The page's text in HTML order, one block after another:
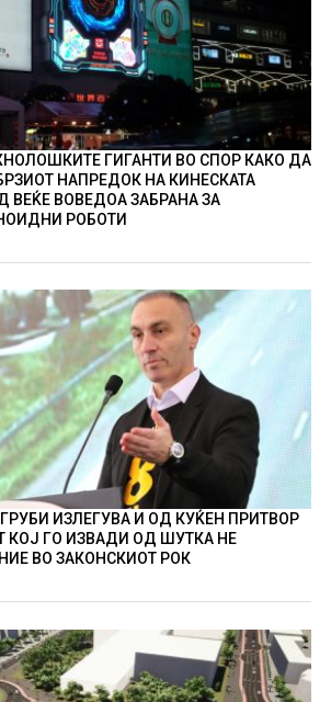
ГИГАНТИ ВО СПОР КАКО ДА
НАПРЕДОК НА КИНЕСКАТА
ВЕЌЕ ВОВЕДОА ЗАБРАНА ЗА
РОБОТИ
ИЗЛЕГУВА И ОД КУЌЕН ПРИТВОР
КОЈ ГО ИЗВАДИ ОД ШУТКА НЕ
ВО ЗАКОНСКИОТ РОК